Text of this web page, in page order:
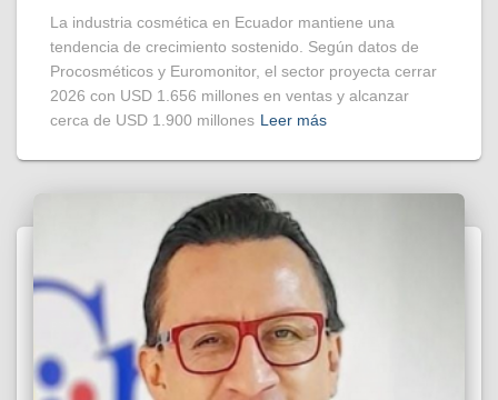
La industria cosmética en Ecuador mantiene una
tendencia de crecimiento sostenido. Según datos de
Procosméticos y Euromonitor, el sector proyecta cerrar
2026 con USD 1.656 millones en ventas y alcanzar
cerca de USD 1.900 millones Leer más